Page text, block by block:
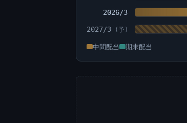
2026/3
2027/3
中間配当 期末配当